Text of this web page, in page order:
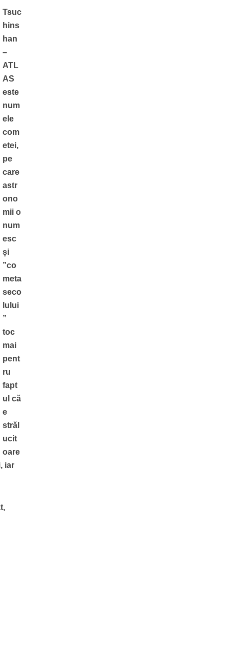
Tsuc
hins
han
–
ATL
AS
este
num
ele
com
etei,
pe
care
astr
ono
mii o
num
esc
și
”co
meta
seco
lului
”
toc
mai
pent
ru
fapt
ul că
e
străl
ucit
oare
iar